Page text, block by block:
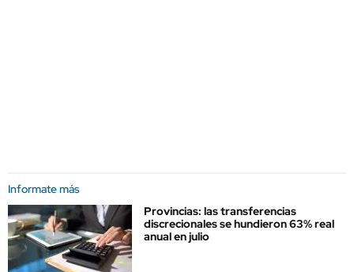
Informate más
Provincias: las transferencias
discrecionales se hundieron 63% real
anual en julio